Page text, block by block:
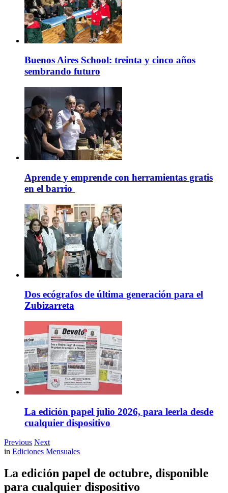
Buenos Aires School: treinta y cinco años
sembrando futuro
Aprende y emprende con herramientas gratis
en el barrio
Dos ecógrafos de última generación para el
Zubizarreta
La edición papel julio 2026, para leerla desde
cualquier dispositivo
Previous Next
in Ediciones Mensuales
La edición papel de octubre, disponible
para cualquier dispositivo